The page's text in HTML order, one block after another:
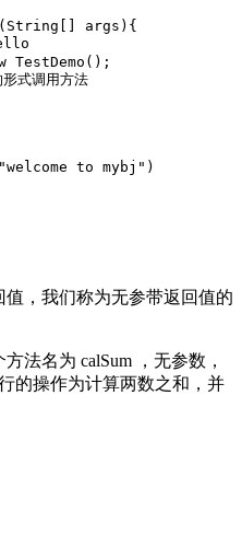
args){
TestDemo();
式调用方法
to mybj")
，我们称为无参带返回值的
法名为 calSum ，无参数，
的操作为计算两数之和，并